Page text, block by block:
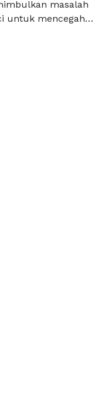
masalah
untuk mencegah
pola makan asam
tepat, gejala